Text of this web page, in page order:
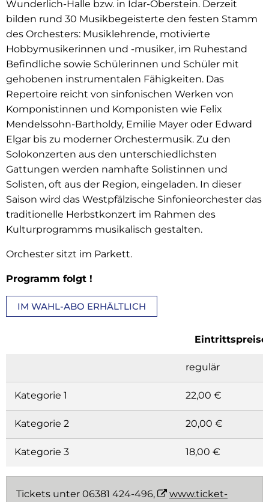
Wunderlich-Halle bzw. in Idar-Oberstein. Derzeit
bilden rund 30 Musikbegeisterte den festen Stamm
des Orchesters: Musiklehrende, motivierte
Hobbymusikerinnen und -musiker, im Ruhestand
Befindliche sowie Schülerinnen und Schüler mit
gehobenen instrumentalen Fähigkeiten. Das
Repertoire reicht von sinfonischen Werken von
Komponistinnen und Komponisten wie Felix
Mendelssohn-Bartholdy, Emilie Mayer oder Edward
Elgar bis zu moderner Orchestermusik. Zu den
Solokonzerten aus den unterschiedlichsten
Gattungen werden namhafte Solistinnen und
Solisten, oft aus der Region, eingeladen. In dieser
Saison wird das Westpfälzische Sinfonieorchester das
traditionelle Herbstkonzert im Rahmen des
Kulturprogramms musikalisch gestalten.
Orchester sitzt im Parkett.
Programm folgt !
IM WAHL-ABO ERHÄLTLICH
Eintrittspreise
regulär
Kategorie 1 22,00 €
Kategorie 2 20,00 €
Kategorie 3 18,00 €
Tickets unter 06381 424-496,
www.ticket-